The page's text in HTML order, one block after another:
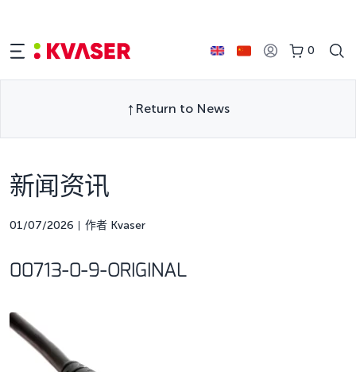
0
Return to News
新闻资讯
01/07/2026 作者 Kvaser
00713-0-9-ORIGINAL